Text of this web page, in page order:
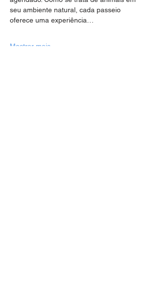
seu ambiente natural, cada passeio
oferece uma experiência…
Mostrar mais